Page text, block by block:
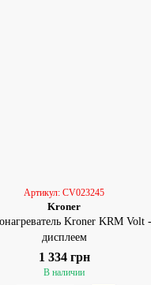
Артикул: CV023245
Kroner
Kroner KRM Volt
дисплеем
1 334 грн
В наличии